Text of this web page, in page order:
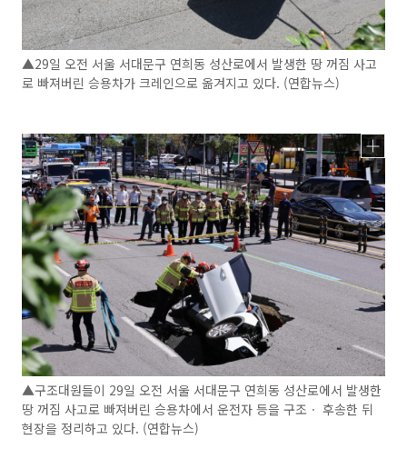
▲29일 오전 서울 서대문구 연희동 성산로에서 발생한 땅 꺼짐 사고
로 빠져버린 승용차가 크레인으로 옮겨지고 있다. (연합뉴스)
▲구조대원들이 29일 오전 서울 서대문구 연희동 성산로에서 발생한
땅 꺼짐 사고로 빠져버린 승용차에서 운전자 등을 구조ㆍ 후송한 뒤
현장을 정리하고 있다. (연합뉴스)